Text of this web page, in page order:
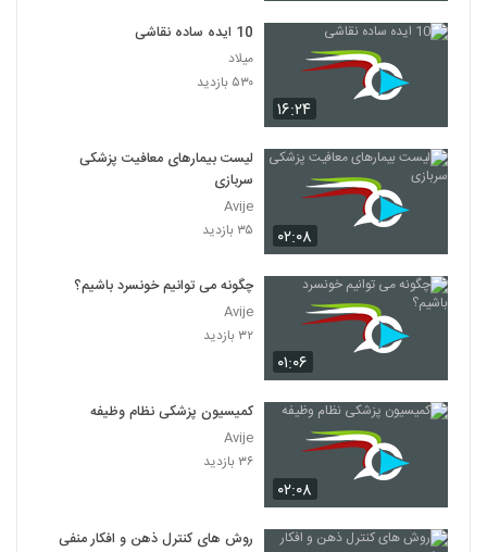
۱۶:۲۴
10 ایده ساده نقاشی
میلاد
۵۳۰ بازدید
۰۲:۰۸
لیست بیمارهای معافیت پزشکی
سربازی
Avije
۳۵ بازدید
۰۱:۰۶
چگونه می توانیم خونسرد باشیم؟
Avije
۳۲ بازدید
۰۲:۰۸
کمیسیون پزشکی نظام وظیفه
Avije
۳۶ بازدید
روش های کنترل ذهن و افکار منفی